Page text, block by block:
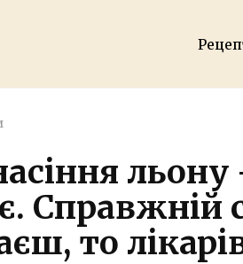
льону
Справжній
то